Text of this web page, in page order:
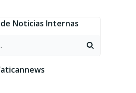
Noticias Internas